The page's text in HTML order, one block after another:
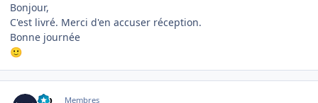
Bonjour,
C'est livré. Merci d'en accuser réception.
Bonne journée
🙂
lab Membres